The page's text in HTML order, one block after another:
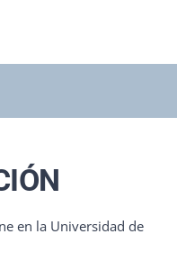
en la Universidad de